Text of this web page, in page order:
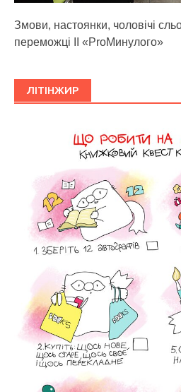
Змови, настоянки, чоловічі
переможці ІІ «ProМинулого»
ЛІТІНЖИР